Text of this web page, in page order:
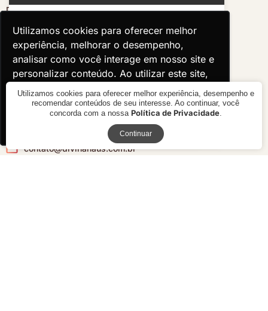
Utilizamos cookies para oferecer melhor
experiência, melhorar o desempenho,
analisar como você interage em nosso site e
personalizar conteúdo. Ao utilizar este site,
você concorda com o uso de cookies.
Utilizamos cookies para oferecer melhor
experiência, melhorar o desempenho,
analisar como você interage em nosso site e
personalizar conteúdo. Ao utilizar este site,
você concorda com o uso de cookies.
Receba novidades
Divina+
Estudio Divina+
Blocos 3D
Casoca
ATENDIMENTO
contato@divinahaus.com.br
Descontos especiais para
10 itens
Venha conferir agora.
VISUALIZAR PROMOÇÃO
Utilizamos cookies para oferecer melhor experiência, desempenho e
recomendar conteúdos de seu interesse. Ao continuar, você
concorda com a nossa Política de Privacidade.
Continuar